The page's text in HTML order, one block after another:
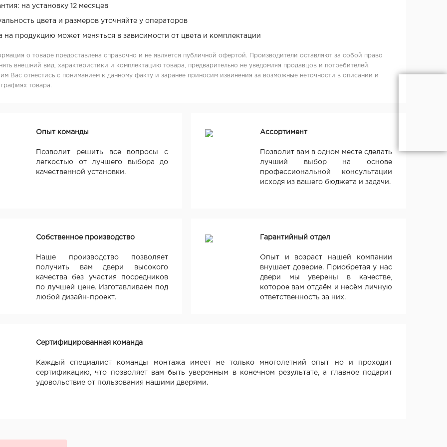
на установку 12 месяцев
цвета и размеров уточняйте у операторов
на продукцию может меняться в зависимости от цвета и комплектации
о товаре предоставлена справочно и не является публичной офертой. Производители оставляют за собой право
внешний вид, характеристики и комплектацию товара, предварительно не уведомляя продавцов и потребителей.
Вас отнестись с пониманием к данному факту и заранее приносим извинения за возможные неточности в описании и
товара.
Опыт команды
Позволит решить все вопросы с
легкостью от лучшего выбора до
качественной установки.
Ассортимент
Позволит вам в одном месте сделать
лучший выбор на основе
профессиональной консультации
исходя из вашего бюджета и задачи.
Собственное производство
Наше производство позволяет
получить вам двери высокого
качества без участия посредников
по лучшей цене. Изготавливаем под
любой дизайн-проект.
Гарантийный отдел
Опыт и возраст нашей компании
внушает доверие. Приобретая у нас
двери мы уверены в качестве,
которое вам отдаём и несём личную
ответственность за них.
Сертифицированная команда
Каждый специалист команды монтажа имеет не только многолетний опыт но и проходит
сертификацию, что позволяет вам быть уверенным в конечном результате, а главное подарит
удовольствие от пользования нашими дверями.